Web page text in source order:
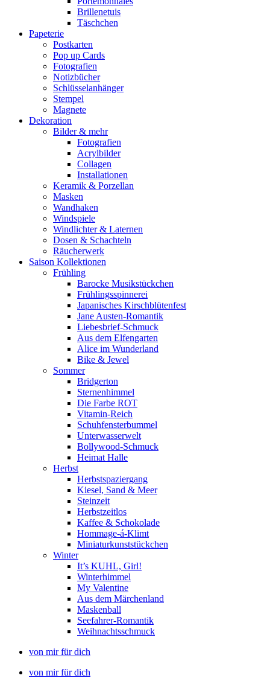
Brillenetuis
Täschchen
Papeterie
Postkarten
Pop up Cards
Fotografien
Notizbücher
Schlüsselanhänger
Stempel
Magnete
Dekoration
Bilder & mehr
Fotografien
Acrylbilder
Collagen
Installationen
Keramik & Porzellan
Masken
Wandhaken
Windspiele
Windlichter & Laternen
Dosen & Schachteln
Räucherwerk
Saison Kollektionen
Frühling
Barocke Musikstückchen
Frühlingsspinnerei
Japanisches Kirschblütenfest
Jane Austen-Romantik
Liebesbrief-Schmuck
Aus dem Elfengarten
Alice im Wunderland
Bike & Jewel
Sommer
Bridgerton
Sternenhimmel
Die Farbe ROT
Vitamin-Reich
Schuhfensterbummel
Unterwasserwelt
Bollywood-Schmuck
Heimat Halle
Herbst
Herbstspaziergang
Kiesel, Sand & Meer
Steinzeit
Herbstzeitlos
Kaffee & Schokolade
Hommage-á-Klimt
Miniaturkunststückchen
Winter
It’s KUHL, Girl!
Winterhimmel
My Valentine
Aus dem Märchenland
Maskenball
Seefahrer-Romantik
Weihnachtsschmuck
von mir für dich
von mir für dich